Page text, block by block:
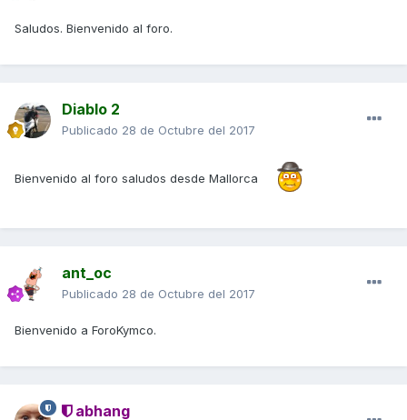
Saludos. Bienvenido al foro.
Diablo 2
Publicado 28 de Octubre del 2017
Bienvenido al foro saludos desde Mallorca
ant_oc
Publicado 28 de Octubre del 2017
Bienvenido a ForoKymco.
abhang